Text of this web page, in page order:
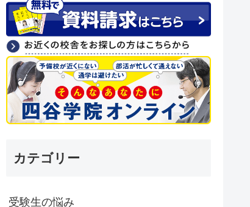
カテゴリー
受験生の悩み